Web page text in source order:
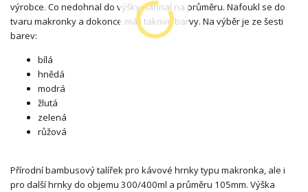
výrobce. Co nedohnal do výšky nahnal na průměru. Nafoukl se do
tvaru makronky a dokonce má i takové barvy. Na výběr je ze šesti
barev:
bílá
hnědá
modrá
žlutá
zelená
růžová
Přírodní bambusový talířek pro kávové hrnky typu makronka, ale i
pro další hrnky do objemu 300/400ml a průměru 105mm. Výška